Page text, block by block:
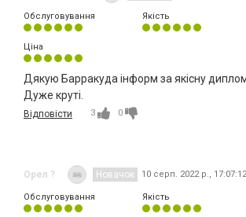
Обслуговування Якість
Ціна
Дякую Барракуда інформ за якісну
Дуже круті.
Відповісти 3 0
Орел ? Новачок 10 серп. 2022 р., 17:07:12
Обслуговування Якість